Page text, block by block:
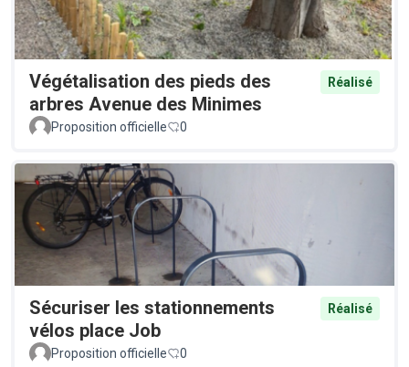
Végétalisation des pieds des
arbres Avenue des Minimes
Réalisé
Proposition officielle 0
Sécuriser les stationnements
vélos place Job
Réalisé
Proposition officielle 0